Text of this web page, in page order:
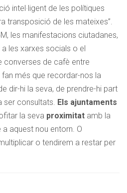
intel·ligent de les polítiques
transposició de les mateixes”.
les manifestacions ciutadanes,
les xarxes socials o el
converses de cafè entre
més que recordar-nos la
dir-hi la seva, de prendre-hi part
ser consultats. Els ajuntaments
la seva proximitat amb la
aquest nou entorn. O
o tendirem a restar per